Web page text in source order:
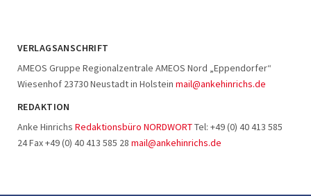
VERLAGSANSCHRIFT
AMEOS Gruppe Regionalzentrale AMEOS Nord „Eppendorfer“
Wiesenhof 23730 Neustadt in Holstein mail@ankehinrichs.de
REDAKTION
Anke Hinrichs Redaktionsbüro NORDWORTTel: +49 (0) 40 413 585
24 Fax +49 (0) 40 413 585 28 mail@ankehinrichs.de